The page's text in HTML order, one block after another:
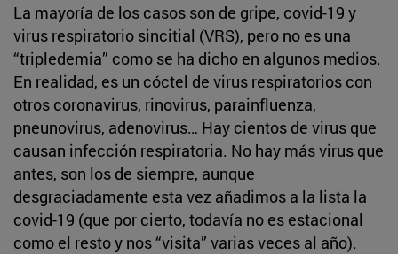
La mayoría de los casos son de gripe, covid-19 y
virus respiratorio sincitial (VRS), pero no es una
“tripledemia” como se ha dicho en algunos medios.
En realidad, es un cóctel de virus respiratorios con
otros coronavirus, rinovirus, parainfluenza,
pneunovirus, adenovirus… Hay cientos de virus que
causan infección respiratoria. No hay más virus que
antes, son los de siempre, aunque
desgraciadamente esta vez añadimos a la lista la
covid-19 (que por cierto, todavía no es estacional
como el resto y nos “visita” varias veces al año).